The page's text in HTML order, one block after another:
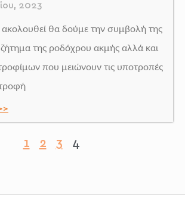
2023
θα δούμε την συμβολή της
της ροδόχρου ακμής αλλά και
που μειώνουν τις υποτροπές
1 2 3 4